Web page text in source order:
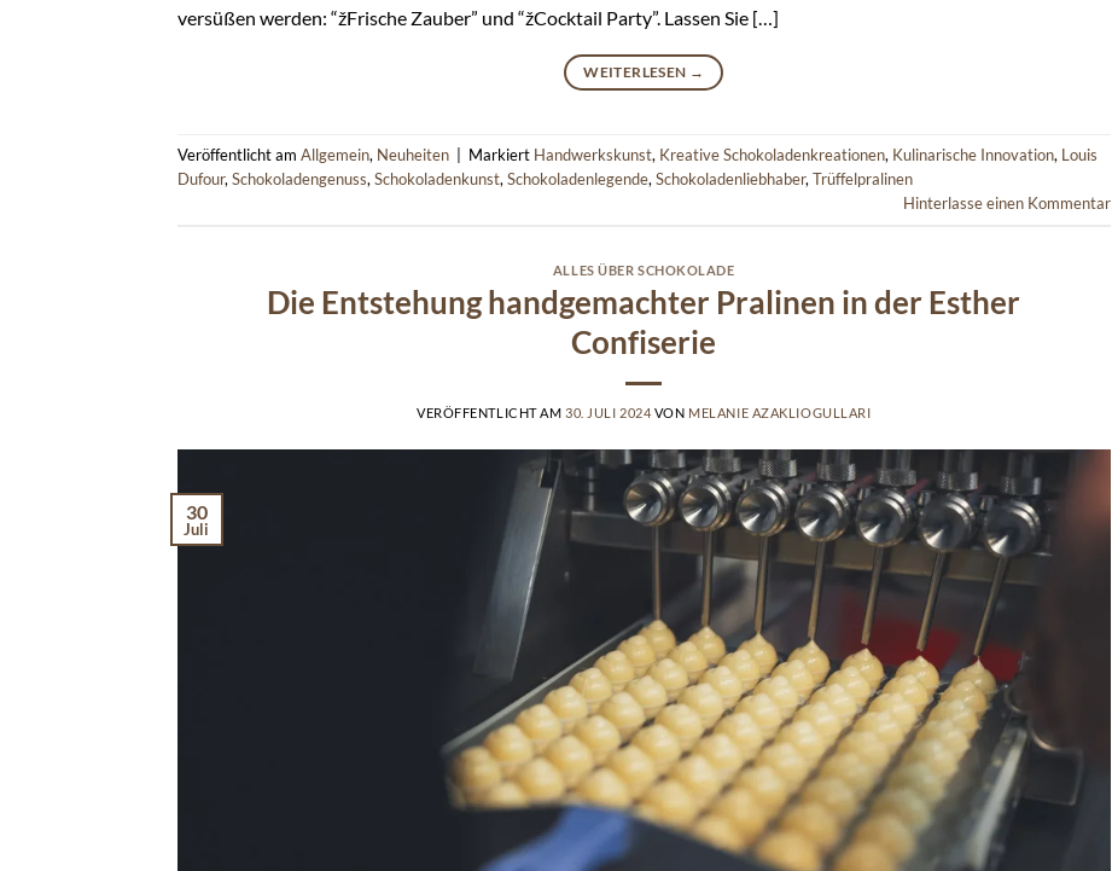
versüßen werden: “žFrische Zauber” und “žCocktail Party”. Lassen Sie […]
WEITERLESEN →
Veröffentlicht am Allgemein, Neuheiten Markiert Handwerkskunst, Kreative Schokoladenkreationen, Kulinarische Innovation, Louis
Dufour, Schokoladengenuss, Schokoladenkunst, Schokoladenlegende, Schokoladenliebhaber, Trüffelpralinen
Hinterlasse einen Kommentar
ALLES ÜBER SCHOKOLADE
Die Entstehung handgemachter Pralinen in der Esther
Confiserie
VERÖFFENTLICHT AM30. JULI 2024 VON MELANIE AZAKLIOGULLARI
30
Juli